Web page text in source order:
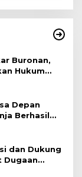
Buronan,
Hukum
Depan
Berhasil
dan Dukung
Dugaan